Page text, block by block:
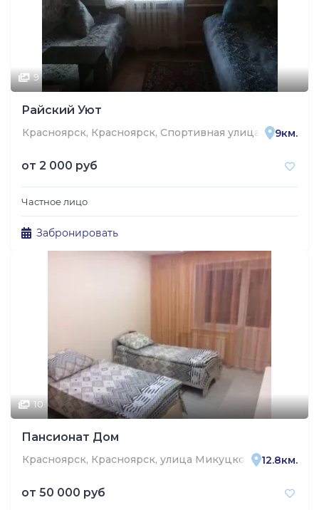
9
Райский Уют
Красноярск, Красноярск, Спортивная улица, 949км.
от 2 000 руб
Частное лицо
Забронировать
10
Пансионат Дом
Красноярск, Красноярск, улица Микуцкого, 1212.8км.
от 50 000 руб